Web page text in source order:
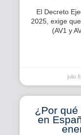
El Decreto
2025, exige
(AV1 y
julio
¿Por
en